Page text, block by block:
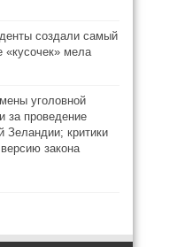
создали самый
мела
уголовной
за проведение
Зеландии; критики
закона